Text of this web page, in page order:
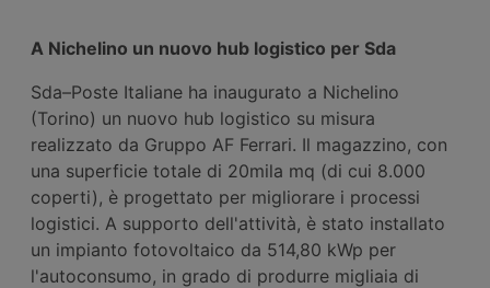
A Nichelino un nuovo hub logistico per Sda
Sda–Poste Italiane ha inaugurato a Nichelino
(Torino) un nuovo hub logistico su misura
realizzato da Gruppo AF Ferrari. Il magazzino, con
una superficie totale di 20mila mq (di cui 8.000
coperti), è progettato per migliorare i processi
logistici. A supporto dell'attività, è stato installato
un impianto fotovoltaico da 514,80 kWp per
l'autoconsumo, in grado di produrre migliaia di